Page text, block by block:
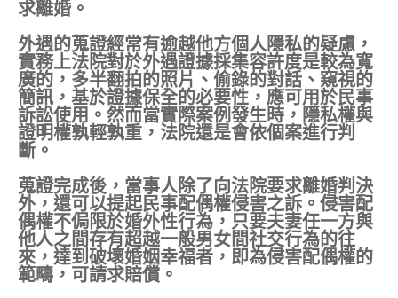
求離婚。
外遇的蒐證經常有逾越他方個人隱私的疑慮，
實務上法院對於外遇證據採集容許度是較為寬
廣的，多半翻拍的照片、偷錄的對話、窺視的
簡訊，基於證據保全的必要性，應可用於民事
訴訟使用。然而當實際案例發生時，隱私權與
證明權孰輕孰重，法院還是會依個案進行判
斷。
蒐證完成後，當事人除了向法院要求離婚判決
外，還可以提起民事配偶權侵害之訴。侵害配
偶權不侷限於婚外性行為，只要夫妻任一方與
他人之間存有超越一般男女間社交行為的往
來，達到破壞婚姻幸福者，即為侵害配偶權的
範疇，可請求賠償。